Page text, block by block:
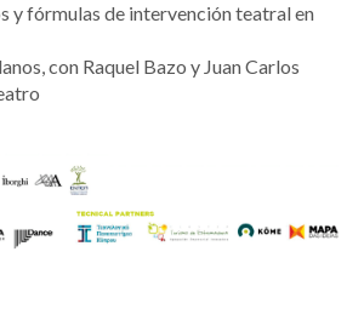
y fórmulas de intervención teatral en
con Raquel Bazo y Juan Carlos